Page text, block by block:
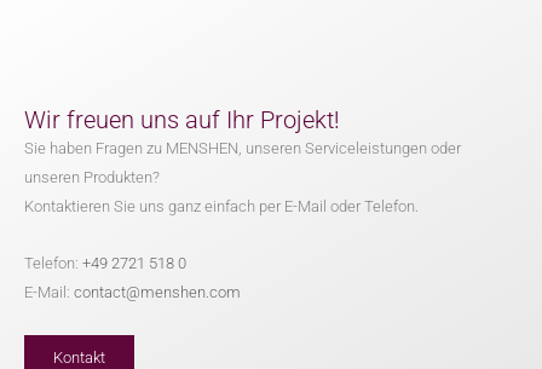
Wir freuen uns auf Ihr Projekt!
Sie haben Fragen zu MENSHEN, unseren Serviceleistungen oder
unseren Produkten?
Kontaktieren Sie uns ganz einfach per E-Mail oder Telefon.
Telefon: +49 2721 518 0
E-Mail: contact@menshen.com
Kontakt